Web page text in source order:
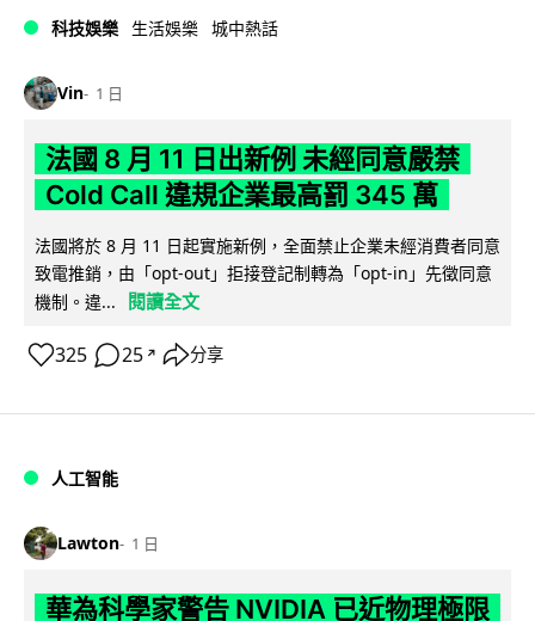
科技娛樂 生活娛樂 城中熱話
Vin 1 日
法國 8 月 11 日出新例 未經同意嚴禁
Cold Call 違規企業最高罰 345 萬
法國將於 8 月 11 日起實施新例，全面禁止企業未經消費者同意
致電推銷，由「opt-out」拒接登記制轉為「opt-in」先徵同意
機制。違...
閱讀全文
325 25 ↗ 分享
人工智能
Lawton 1 日
華為科學家警告 NVIDIA 已近物理極限